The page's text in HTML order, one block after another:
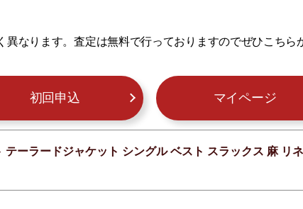
なります。査定は無料で行っておりますのでぜひこちら
初回申込 マイページ
テーラードジャケット シングル ベスト スラックス 麻 リ